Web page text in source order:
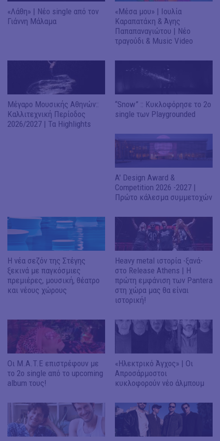
«Λάθη» | Νέο single από τον
Γιάννη Μάλαμα
«Μέσα μου» | Ιουλία
Καραπατάκη & Άγης
Παπαπαναγιώτου | Νέο
τραγούδι & Music Video
Μέγαρο Μουσικής Αθηνών::
Καλλιτεχνική Περίοδος
2026/2027 | Τα Highlights
“Snow” :: Κυκλοφόρησε το 2ο
single των Playgrounded
A' Design Award &
Competition 2026 -2027 |
Πρώτο κάλεσμα συμμετοχών
H νέα σεζόν της Στέγης
ξεκινά με παγκόσμιες
πρεμιέρες, μουσική, θέατρο
και νέους χώρους
Heavy metal ιστορία -ξανά-
στο Release Athens | Η
πρώτη εμφάνιση των Pantera
στη χώρα μας θα είναι
ιστορική!
Οι M.A.T.E επιστρέφουν με
το 2ο single από το upcoming
album τους!
«Ηλεκτρικό Άγχος» | Οι
Απροσάρμοστοι
κυκλοφορούν νέο άλμπουμ